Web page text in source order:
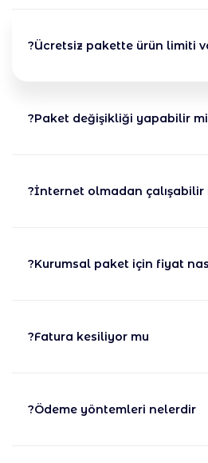
Ücretsiz pakette ürün limiti
Paket değişikliği yapabilir
İnternet olmadan çalışabilir
Kurumsal paket için fiyat
Fatura kesiliyor mu?
Ödeme yöntemleri nelerdir?